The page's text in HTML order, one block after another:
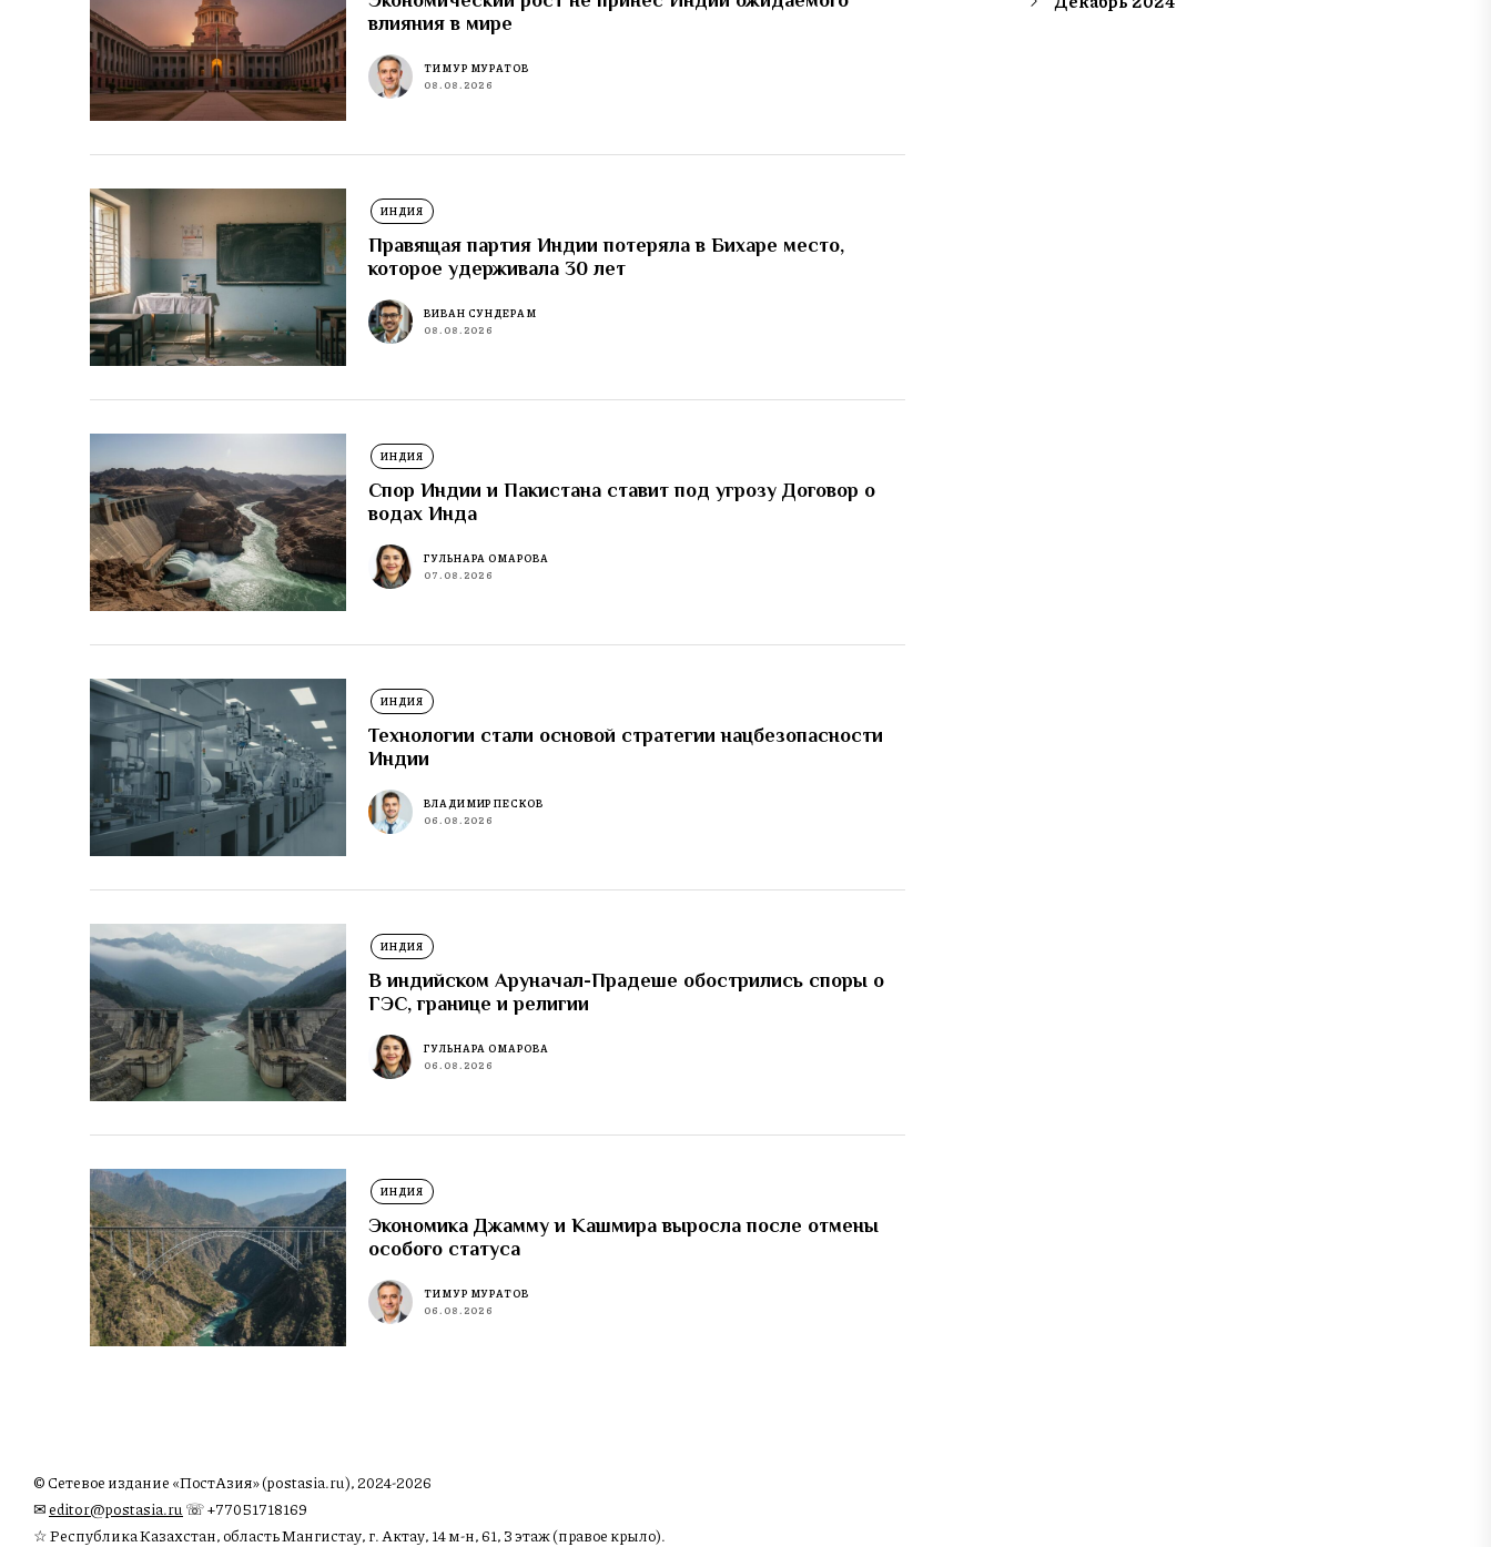
влияния в мире
ТИМУР МУРАТОВ
08.08.2026
ИНДИЯ
Правящая партия Индии потеряла в Бихаре место,
которое удерживала 30 лет
ВИВАН СУНДЕРАМ
08.08.2026
ИНДИЯ
Спор Индии и Пакистана ставит под угрозу Договор о
водах Инда
ГУЛЬНАРА ОМАРОВА
07.08.2026
ИНДИЯ
Технологии стали основой стратегии нацбезопасности
Индии
ВЛАДИМИР ПЕСКОВ
06.08.2026
ИНДИЯ
В индийском Аруначал-Прадеше обострились споры о
ГЭС, границе и религии
ГУЛЬНАРА ОМАРОВА
06.08.2026
ИНДИЯ
Экономика Джамму и Кашмира выросла после отмены
особого статуса
ТИМУР МУРАТОВ
06.08.2026
© Сетевое издание «ПостАзия» (postasia.ru), 2024-2026
✉︎editor@postasia.ru ☏ +77051718169
☆ Республика Казахстан, область Мангистау, г. Актау, 14 м-н, 61, 3 этаж (правое крыло).